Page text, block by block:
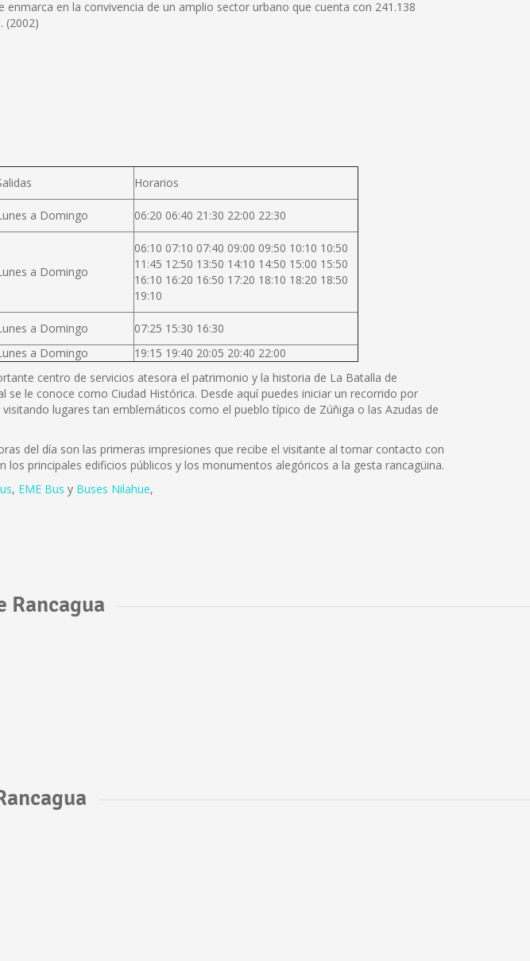
en la convivencia de un amplio sector urbano que cuenta con 241.138
(2002)
Horarios
a Domingo 06:20 06:40 21:30 22:00 22:30
a Domingo
06:10 07:10 07:40 09:00 09:50 10:10 10:50
11:45 12:50 13:50 14:10 14:50 15:00 15:50
16:10 16:20 16:50 17:20 18:10 18:20 18:50
19:10
a Domingo
07:25 15:30 16:30
a Domingo
19:15 19:40 20:05 20:40 22:00
centro de servicios atesora el patrimonio y la historia de La Batalla de
le conoce como Ciudad Histórica. Desde aquí puedes iniciar un recorrido por
lugares tan emblemáticos como el pueblo típico de Zúñiga o las Azudas de
del día son las primeras impresiones que recibe el visitante al tomar contacto con
los principales edificios públicos y los monumentos alegóricos a la gesta rancagüina.
, EME Bus y Buses Nilahue,
Rancagua